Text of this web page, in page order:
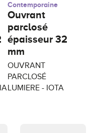
Contemporaine
Ouvrant
parclosé
épaisseur 32
mm
OUVRANT
PARCLOSÉ
LUMIERE - IOTA